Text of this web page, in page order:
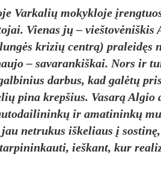
Varkalių mokykloje
Vienas jų – vieštovėniškis
krizių centrą) praleidęs
– savarankiškai. Nors ir
darbus, kad galėtų
pina krepšius. Vasarą
ir amatininkų
netrukus iškeliaus į
ieškant, kur